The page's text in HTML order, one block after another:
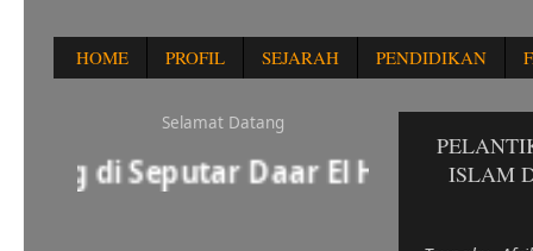
HOME PROFIL SEJARAH PENDIDIKAN
ISLAM
Selamat Datang
di Seputar Daar El Huffadz